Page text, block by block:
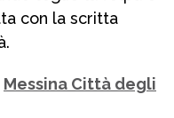
con la scritta
Messina Città degli